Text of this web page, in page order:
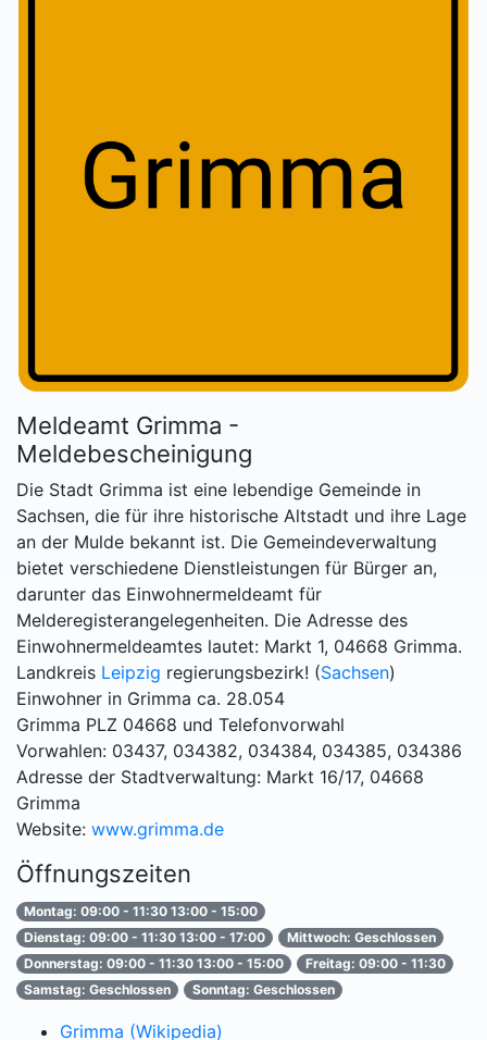
Meldeamt Grimma -
Meldebescheinigung
Die Stadt Grimma ist eine lebendige Gemeinde in
Sachsen, die für ihre historische Altstadt und ihre Lage
an der Mulde bekannt ist. Die Gemeindeverwaltung
bietet verschiedene Dienstleistungen für Bürger an,
darunter das Einwohnermeldeamt für
Melderegisterangelegenheiten. Die Adresse des
Einwohnermeldeamtes lautet: Markt 1, 04668 Grimma.
Landkreis Leipzig regierungsbezirk! (Sachsen)
Einwohner in Grimma ca. 28.054
Grimma PLZ 04668 und Telefonvorwahl
Vorwahlen: 03437, 034382, 034384, 034385, 034386
Adresse der Stadtverwaltung: Markt 16/17, 04668
Grimma
Website: www.grimma.de
Öffnungszeiten
Montag: 09:00 - 11:30 13:00 - 15:00
Dienstag: 09:00 - 11:30 13:00 - 17:00
Mittwoch: Geschlossen
Donnerstag: 09:00 - 11:30 13:00 - 15:00
Freitag: 09:00 - 11:30
Samstag: Geschlossen
Sonntag: Geschlossen
Grimma (Wikipedia)